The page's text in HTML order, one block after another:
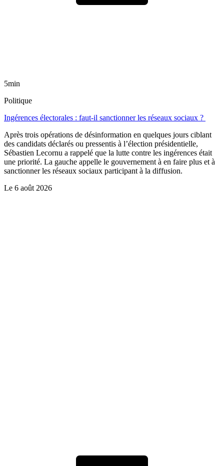
5min
Politique
Ingérences électorales : faut-il sanctionner les réseaux sociaux ?
Après trois opérations de désinformation en quelques jours ciblant
des candidats déclarés ou pressentis à l’élection présidentielle,
Sébastien Lecornu a rappelé que la lutte contre les ingérences était
une priorité. La gauche appelle le gouvernement à en faire plus et à
sanctionner les réseaux sociaux participant à la diffusion.
Le 6 août 2026